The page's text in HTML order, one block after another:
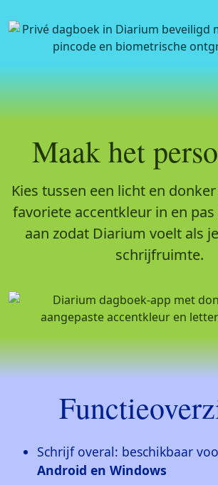
Maak het
Kies tussen een licht en
favoriete accentkleur in en
aan zodat Diarium voelt als
schrijfruimte.
Schrijf overal: beschikbaar
Android en Windows